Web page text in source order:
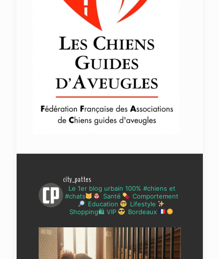
city_pattes
Le 1er blog urbain 100% #chiens et
#chats
Santé
Comportement
Education
Lifestyle
Shopping🛍 VIP
Bordeaux